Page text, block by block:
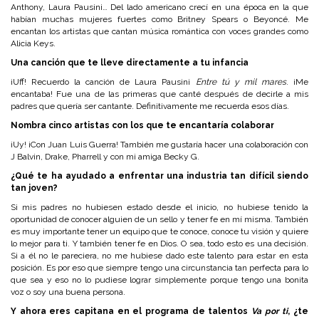
Anthony, Laura Pausini… Del lado americano crecí en una época en la que
habían muchas mujeres fuertes como Britney Spears o Beyoncé. Me
encantan los artistas que cantan música romántica con voces grandes como
Alicia Keys.
Una canción que te lleve directamente a tu infancia
¡Uff! Recuerdo la canción de Laura Pausini
Entre tú y mil mares. ¡Me
encantaba! Fue una de las primeras que canté después de decirle a mis
padres que quería ser cantante. Definitivamente me recuerda esos días.
Nombra cinco artistas con los que te encantaría colaborar
¡Uy! ¡Con Juan Luis Guerra! También me gustaría hacer una colaboración con
J Balvin, Drake, Pharrell y con mi amiga Becky G.
¿Qué te ha ayudado a enfrentar una industria tan difícil siendo
tan joven?
Si mis padres no hubiesen estado desde el inicio, no hubiese tenido la
oportunidad de conocer alguien de un sello y tener fe en mí misma. También
es muy importante tener un equipo que te conoce, conoce tu visión y quiere
lo mejor para ti. Y también tener fe en Dios. O sea, todo esto es una decisión.
Si a él no le pareciera, no me hubiese dado este talento para estar en esta
posición. Es por eso que siempre tengo una circunstancia tan perfecta para lo
que sea y eso no lo pudiese lograr simplemente porque tengo una bonita
voz o soy una buena persona.
Y ahora eres capitana en el programa de talentos Va por ti, ¿te